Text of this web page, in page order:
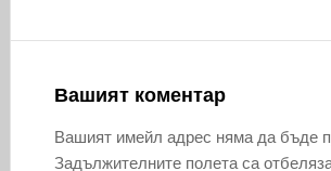
Вашият коментар
Вашият имейл адрес няма да бъде
Задължителните полета са